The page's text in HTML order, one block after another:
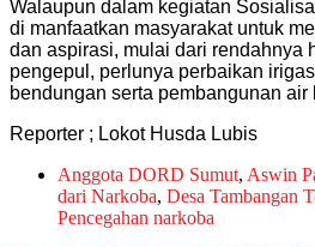
Walaupun dalam kegiatan
di manfaatkan masyarakat untuk
dan aspirasi, mulai dari rendahnya
pengepul, perlunya perbaikan
bendungan serta pembangunan air
Reporter ; Lokot Husda Lubis
Anggota DORD Sumut, Aswin
dari Narkoba, Desa Tambangan
Pencegahan narkoba